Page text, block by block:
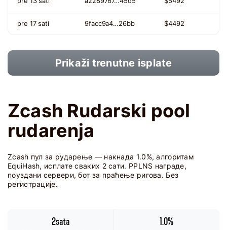
pre 17 sati 9facc9a4…26bb $4492
Prikaži trenutne isplate
Zcash Rudarski pool
rudarenja
Zcash пул за рударење — накнада 1.0%, алгоритам
EquiHash, исплате сваких 2 сати. PPLNS награде,
поуздани сервери, бот за праћење ригова. Без
регистрације.
2sata 1.0%